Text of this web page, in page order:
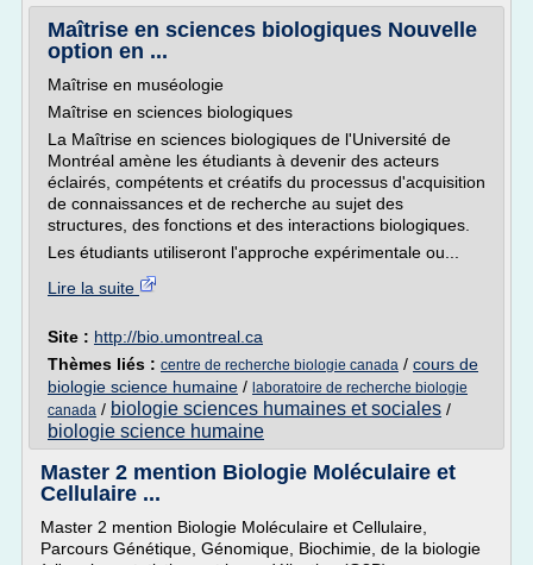
Maîtrise en sciences biologiques Nouvelle
option en ...
Maîtrise en muséologie
Maîtrise en sciences biologiques
La Maîtrise en sciences biologiques de l'Université de
Montréal amène les étudiants à devenir des acteurs
éclairés, compétents et créatifs du processus d'acquisition
de connaissances et de recherche au sujet des
structures, des fonctions et des interactions biologiques.
Les étudiants utiliseront l'approche expérimentale ou...
Lire la suite
Site : http://bio.umontreal.ca
Thèmes liés : centre de recherche biologie canada / cours de
biologie science humaine / laboratoire de recherche biologie
canada / biologie sciences humaines et sociales /
biologie science humaine
Master 2 mention Biologie Moléculaire et
Cellulaire ...
Master 2 mention Biologie Moléculaire et Cellulaire,
Parcours Génétique, Génomique, Biochimie, de la biologie